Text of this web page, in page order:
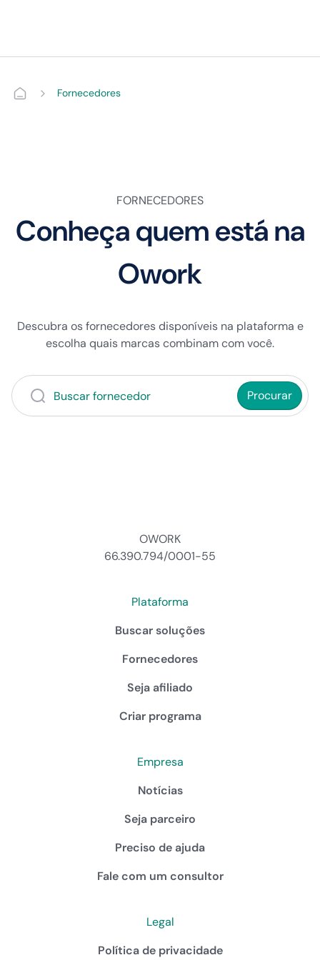
Entrar
Fornecedores
FORNECEDORES
Conheça quem está na
Owork
Descubra os fornecedores disponíveis na plataforma e
escolha quais marcas combinam com você.
Procurar
OWORK
66.390.794/0001-55
Plataforma
Buscar soluções
Fornecedores
Seja afiliado
Criar programa
Empresa
Notícias
Seja parceiro
Preciso de ajuda
Fale com um consultor
Legal
Política de privacidade